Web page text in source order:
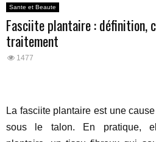
Sante et Beaute
Fasciite plantaire : définition,
traitement
1477
La fasciite plantaire est une
sous le talon. En pratique,